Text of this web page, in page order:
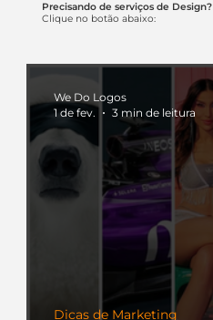
Precisando de serviços de Design?
Clique no botão abaixo:
Dicas de Marketing
We Do Logos
1 de fev.
3 min de leitura